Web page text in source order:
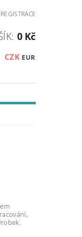
REGISTRACE
CZK EUR
0 Kč